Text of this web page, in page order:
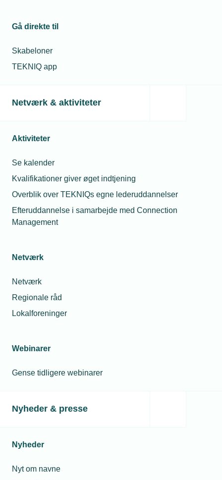
Gå direkte til
Skabeloner
TEKNIQ app
Netværk & aktiviteter
Aktiviteter
Se kalender
Kvalifikationer giver øget indtjening
Overblik over TEKNIQs egne lederuddannelser
Efteruddannelse i samarbejde med Connection
Management
Netværk
Netværk
Regionale råd
Lokalforeninger
Webinarer
Gense tidligere webinarer
Nyheder & presse
Nyheder
Nyt om navne